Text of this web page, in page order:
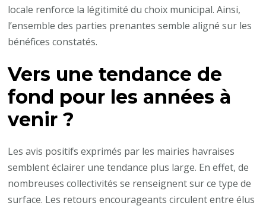
locale renforce la légitimité du choix municipal. Ainsi,
l’ensemble des parties prenantes semble aligné sur les
bénéfices constatés.
Vers une tendance de
fond pour les années à
venir ?
Les avis positifs exprimés par les mairies havraises
semblent éclairer une tendance plus large. En effet, de
nombreuses collectivités se renseignent sur ce type de
surface. Les retours encourageants circulent entre élus